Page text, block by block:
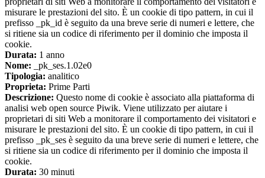
misurare le prestazioni del sito. È un cookie di tipo pattern, in cui il
prefisso _pk_id è seguito da una breve serie di numeri e lettere, che
si ritiene sia un codice di riferimento per il dominio che imposta il
cookie.
Durata: 1 anno
Nome: _pk_ses.1.02e0
Tipologia: analitico
Proprieta: Prime Parti
Descrizione: Questo nome di cookie è associato alla piattaforma di
analisi web open source Piwik. Viene utilizzato per aiutare i
proprietari di siti Web a monitorare il comportamento dei visitatori e
misurare le prestazioni del sito. È un cookie di tipo pattern, in cui il
prefisso _pk_ses è seguito da una breve serie di numeri e lettere, che
si ritiene sia un codice di riferimento per il dominio che imposta il
cookie.
Durata: 30 minuti